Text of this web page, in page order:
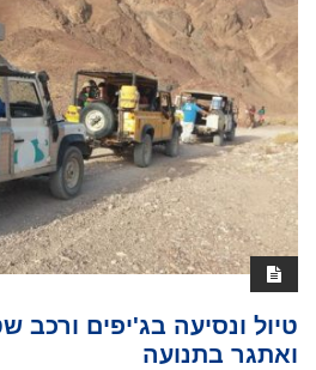
טיול ונסיעה בג'יפים
ואתגר בתנועה